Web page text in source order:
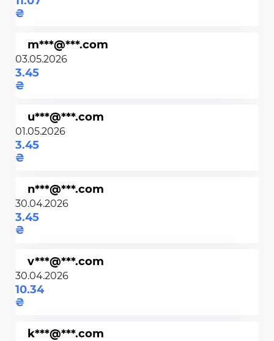
m***@***.com
03.05.2026
3.45
u***@***.com
01.05.2026
3.45
n***@***.com
30.04.2026
3.45
v***@***.com
30.04.2026
10.34
k***@***.com